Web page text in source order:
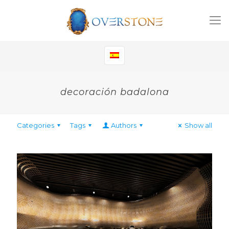
decoración badalona
Categories Tags Authors Show all